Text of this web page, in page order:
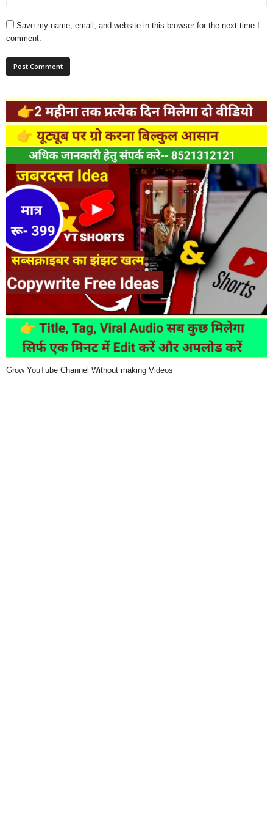
Save my name, email, and website in this browser for the next time I
comment.
Grow YouTube Channel Without making Videos